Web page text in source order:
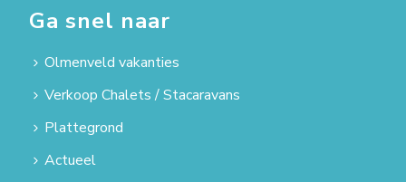
Ga snel naar
Olmenveld vakanties
Verkoop Chalets / Stacaravans
Plattegrond
Actueel